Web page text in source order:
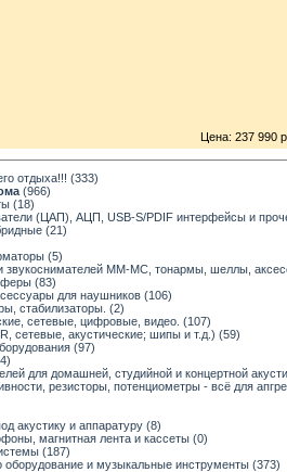
Цена: 237 990
отдыха!!! (333)
(966)
(18)
(ЦАП), АЦП, USB-S/PDIF интерфейсы и
(21)
(5)
звукоснимателей ММ-МС, тонармы, шеллы,
(83)
для наушников (106)
стабилизаторы. (2)
сетевые, цифровые, видео. (107)
сетевые, акустические; шипы и т.д.) (59)
(97)
для домашней, студийной и концертной
резисторы, потенциометры - всё для
акустику и аппаратуру (8)
магнитная лента и кассеты (0)
(187)
и музыкальные инструменты (373)